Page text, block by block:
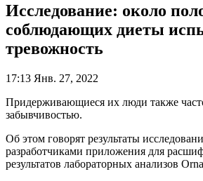
Исследование: около
соблюдающих диеты
тревожность
17:13 Янв. 27, 2022
Придерживающиеся их люди также
забывчивостью.
Об этом говорят результаты
разработчиками приложения для
результатов лабораторных анализов